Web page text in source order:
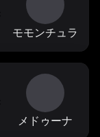
モモンチュラ
メドゥーナ